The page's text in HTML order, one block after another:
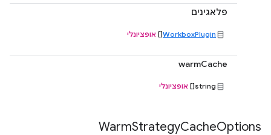
פלאגינים
WorkboxPlugin
[] אופציונלי
warmCache
string[] אופציונלי
WarmStrategyCacheOptions